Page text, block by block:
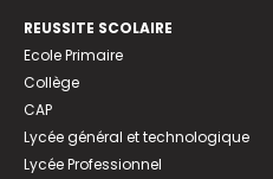
REUSSITE SCOLAIRE
Ecole Primaire
Collège
CAP
Lycée général et technologique
Lycée Professionnel